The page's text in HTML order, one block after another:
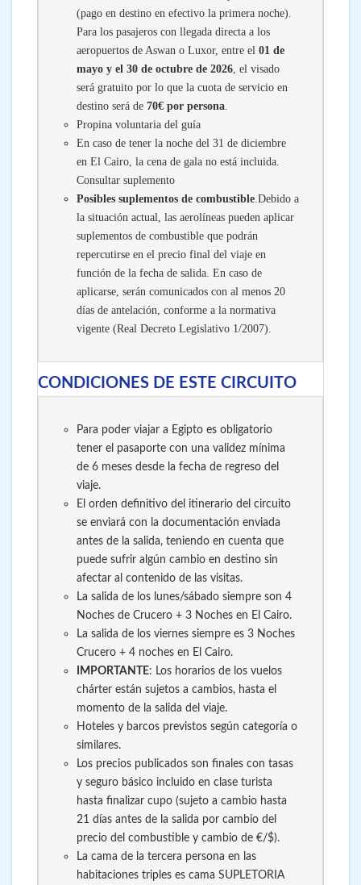
(pago en destino en efectivo la primera noche).
Para los pasajeros con llegada directa a los
aeropuertos de Aswan o Luxor, entre el 01 de
mayo y el 30 de octubre de 2026, el visado
será gratuito por lo que la cuota de servicio en
destino será de 70€ por persona.
Propina voluntaria del guía
En caso de tener la noche del 31 de diciembre
en El Cairo, la cena de gala no está incluida.
Consultar suplemento
Posibles suplementos de combustible.Debido a
la situación actual, las aerolíneas pueden aplicar
suplementos de combustible que podrán
repercutirse en el precio final del viaje en
función de la fecha de salida. En caso de
aplicarse, serán comunicados con al menos 20
días de antelación, conforme a la normativa
vigente (Real Decreto Legislativo 1/2007).
CONDICIONES DE ESTE CIRCUITO
Para poder viajar a Egipto es obligatorio
tener el pasaporte con una validez mínima
de 6 meses desde la fecha de regreso del
viaje.
El orden definitivo del itinerario del circuito
se enviará con la documentación enviada
antes de la salida, teniendo en cuenta que
puede sufrir algún cambio en destino sin
afectar al contenido de las visitas.
La salida de los lunes/sábado siempre son 4
Noches de Crucero + 3 Noches en El Cairo.
La salida de los viernes siempre es 3 Noches
Crucero + 4 noches en El Cairo.
IMPORTANTE: Los horarios de los vuelos
chárter están sujetos a cambios, hasta el
momento de la salida del viaje.
Hoteles y barcos previstos según categoría o
similares.
Los precios publicados son finales con tasas
y seguro básico incluido en clase turista
hasta finalizar cupo (sujeto a cambio hasta
21 días antes de la salida por cambio del
precio del combustible y cambio de €/$).
La cama de la tercera persona en las
habitaciones triples es cama SUPLETORIA